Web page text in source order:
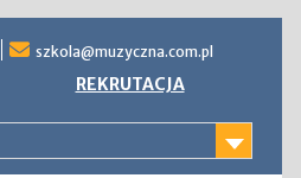
szkola@muzyczna.com.pl
REKRUTACJA